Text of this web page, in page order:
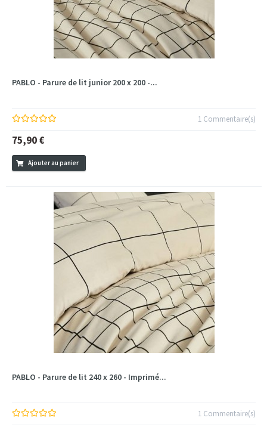
PABLO - Parure de lit junior 200 x 200 -...
1 Commentaire(s)
75,90 €
Ajouter au panier
PABLO - Parure de lit 240 x 260 - Imprimé...
1 Commentaire(s)